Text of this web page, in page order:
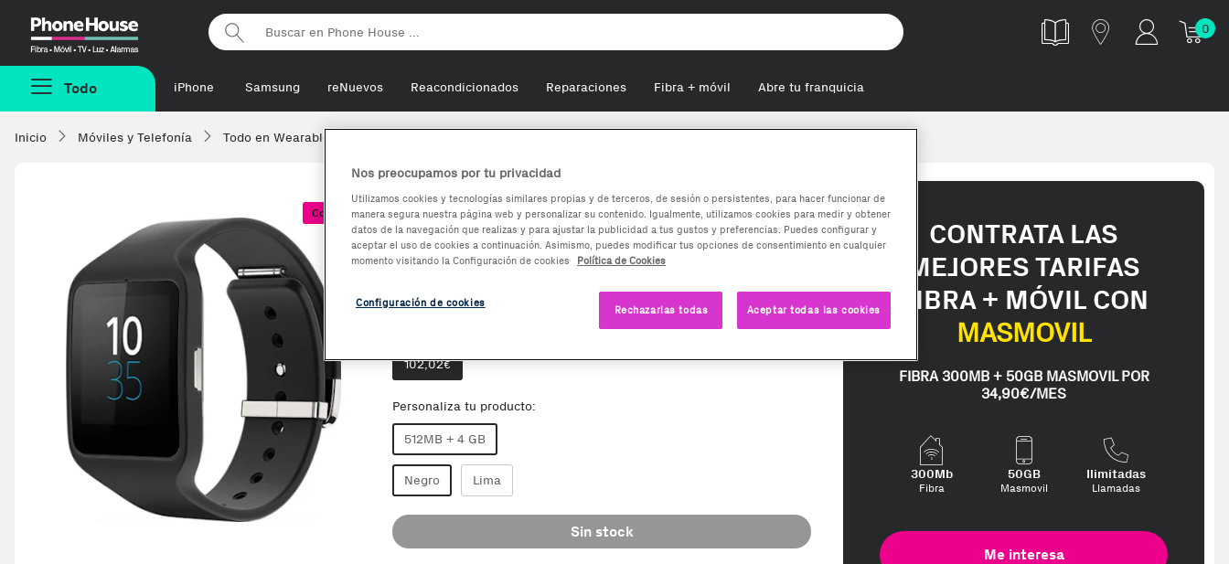
Phonehouse
0
Todo iPhone Samsung reNuevos Reacondicionados Reparaciones Fibra + móvil Abre tu franquicia
Inicio Móviles y Telefonía Todo en Wearables
Sony Smartwatch 3
Coste + 1€
102,02
102,02€
Personaliza tu producto:
512MB + 4 GB
Negro Lima
Sin stock
CONTRATA LAS
MEJORES TARIFAS
FIBRA + MÓVIL CON
MASMOVIL
FIBRA 300MB + 50GB MASMOVIL POR
34,90€/MES
300Mb
Fibra
50GB
Masmovil
Ilimitadas
Llamadas
Me interesa
Nos preocupamos por tu privacidad
Utilizamos cookies y tecnologías similares propias y de terceros, de sesión o persistentes, para hacer funcionar de
manera segura nuestra página web y personalizar su contenido. Igualmente, utilizamos cookies para medir y obtener
datos de la navegación que realizas y para ajustar la publicidad a tus gustos y preferencias. Puedes configurar y
aceptar el uso de cookies a continuación. Asimismo, puedes modificar tus opciones de consentimiento en cualquier
momento visitando la Configuración de cookies
Política de Cookies
Rechazarlas todas Aceptar todas las cookies
Configuración de cookies